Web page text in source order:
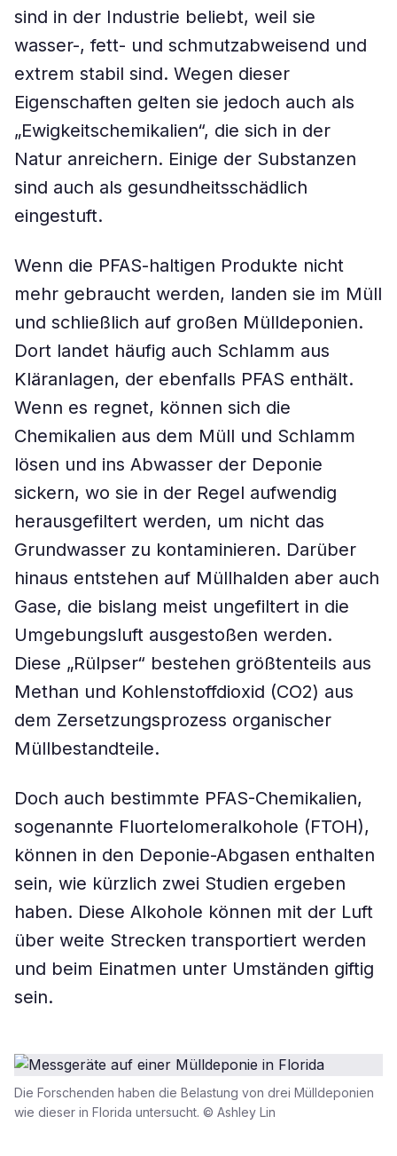
sind in der Industrie beliebt, weil sie
wasser-, fett- und schmutzabweisend und
extrem stabil sind. Wegen dieser
Eigenschaften gelten sie jedoch auch als
„Ewigkeitschemikalien“, die sich in der
Natur anreichern. Einige der Substanzen
sind auch als gesundheitsschädlich
eingestuft.
Wenn die PFAS-haltigen Produkte nicht
mehr gebraucht werden, landen sie im Müll
und schließlich auf großen Mülldeponien.
Dort landet häufig auch Schlamm aus
Kläranlagen, der ebenfalls PFAS enthält.
Wenn es regnet, können sich die
Chemikalien aus dem Müll und Schlamm
lösen und ins Abwasser der Deponie
sickern, wo sie in der Regel aufwendig
herausgefiltert werden, um nicht das
Grundwasser zu kontaminieren. Darüber
hinaus entstehen auf Müllhalden aber auch
Gase, die bislang meist ungefiltert in die
Umgebungsluft ausgestoßen werden.
Diese „Rülpser“ bestehen größtenteils aus
Methan und Kohlenstoffdioxid (CO2) aus
dem Zersetzungsprozess organischer
Müllbestandteile.
Doch auch bestimmte PFAS-Chemikalien,
sogenannte Fluortelomeralkohole (FTOH),
können in den Deponie-Abgasen enthalten
sein, wie kürzlich zwei Studien ergeben
haben. Diese Alkohole können mit der Luft
über weite Strecken transportiert werden
und beim Einatmen unter Umständen giftig
sein.
Die Forschenden haben die Belastung von drei Mülldeponien
wie dieser in Florida untersucht. © Ashley Lin